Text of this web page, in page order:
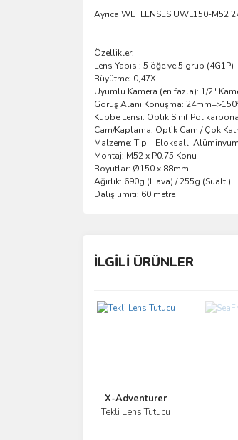
Ayrıca WETLENSES UWL150-
Özellikler:
Lens Yapısı: 5 öğe ve 5 grup (4G1P)
Büyütme: 0,47X
Uyumlu Kamera (en fazla): 1/2″
Görüş Alanı Konuşma:
Kubbe Lensi: Optik Sınıf
Cam/Kaplama: Optik Cam / Çok
Malzeme: Tip II Eloksallı Alüminyum
Montaj: M52 x P0.75 Konu
Boyutlar: Ø150 x 88mm
Ağırlık: 690g (Hava) / 255g (Sualtı)
Dalış limiti: 60 metre
Ürün açıklamasında eksik
İLGİLİ ÜRÜNLER
X-Adventurer
Tekli Lens Tutucu
İncele